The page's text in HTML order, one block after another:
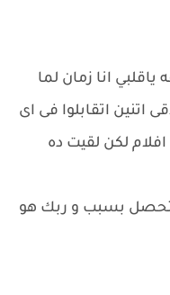
انا زمان لما
اتقابلوا فى اى
لكن لقيت ده
بسبب و ربك هو